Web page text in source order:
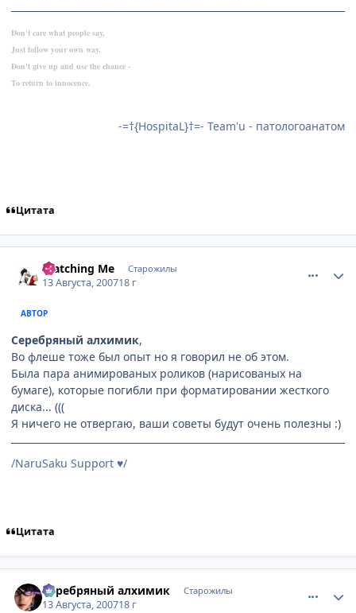
Don't care what people say,
Just follow your own way.
Don't give up and use the chance -
To return to innocence.
-=†{HospitaL}†=- Team'u - патологоанатом
Цитата
Watching Me Старожилы
13 Августа, 200718 г
АВТОР
Серебряный алхимик,
Во флеше тоже был опыт но я говорил не об этом.
Была пара анимированых роликов (нарисованых на
бумаге), которые погибли при форматировании жесткого
диска... (((
Я ничего не отвергаю, ваши советы будут очень полезны :)
/NaruSaku Support ♥/
Цитата
Серебряный алхимик Старожилы
13 Августа, 200718 г